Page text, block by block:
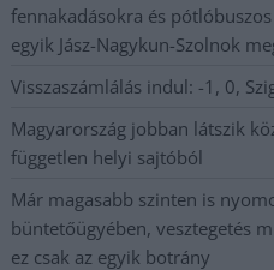
fennakadásokra és
egyik Jász-Nagykun-Szolnok
Visszaszámlálás indul: -1, 0,
Magyarország jobban látszik
független helyi sajtóból
Már magasabb szinten is
büntetőügyében, vesztegetés
ez csak az egyik botrány